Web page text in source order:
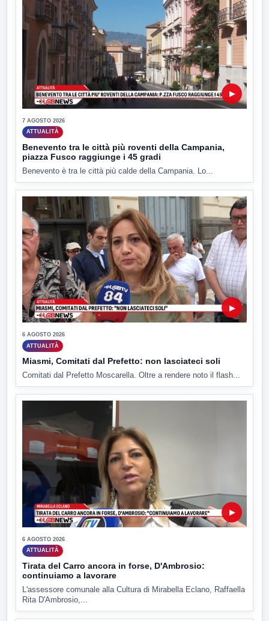
▶
7 AGOSTO 2026
ATTUALITÀ
Benevento tra le città più roventi della Campania,
piazza Fusco raggiunge i 45 gradi
Benevento è tra le città più calde della Campania. Lo...
▶
6 AGOSTO 2026
ATTUALITÀ
Miasmi, Comitati dal Prefetto: non lasciateci soli
Comitati dal Prefetto Moscarella. Oltre a rendere noto il flash...
▶
6 AGOSTO 2026
ATTUALITÀ
Tirata del Carro ancora in forse, D'Ambrosio:
continuiamo a lavorare
L'assessore comunale alla Cultura di Mirabella Eclano, Raffaella
Rita D'Ambrosio,...